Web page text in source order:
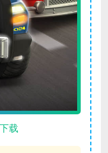
载